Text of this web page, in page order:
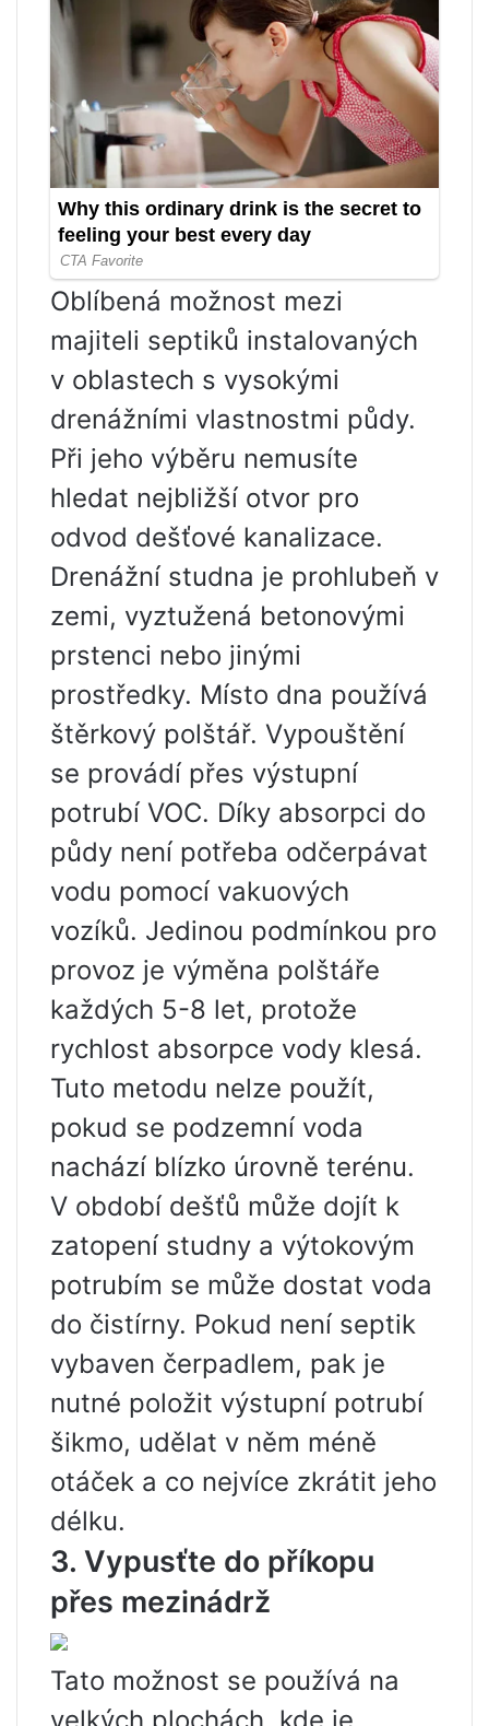
Oblíbená možnost mezi
majiteli septiků instalovaných
v oblastech s vysokými
drenážními vlastnostmi půdy.
Při jeho výběru nemusíte
hledat nejbližší otvor pro
odvod dešťové kanalizace.
Drenážní studna je prohlubeň v
zemi, vyztužená betonovými
prstenci nebo jinými
prostředky. Místo dna používá
štěrkový polštář. Vypouštění
se provádí přes výstupní
potrubí VOC. Díky absorpci do
půdy není potřeba odčerpávat
vodu pomocí vakuových
vozíků. Jedinou podmínkou pro
provoz je výměna polštáře
každých 5-8 let, protože
rychlost absorpce vody klesá.
Tuto metodu nelze použít,
pokud se podzemní voda
nachází blízko úrovně terénu.
V období dešťů může dojít k
zatopení studny a výtokovým
potrubím se může dostat voda
do čistírny. Pokud není septik
vybaven čerpadlem, pak je
nutné položit výstupní potrubí
šikmo, udělat v něm méně
otáček a co nejvíce zkrátit jeho
délku.
3. Vypusťte do příkopu
přes mezinádrž
Tato možnost se používá na